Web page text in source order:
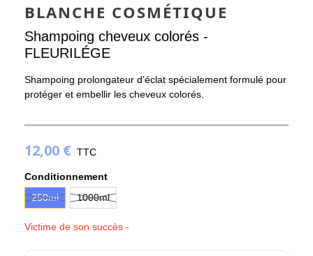
BLANCHE COSMÉTIQUE
Shampoing cheveux colorés -
FLEURILÉGE
Shampoing prolongateur d'éclat spécialement formulé pour
protéger et embellir les cheveux colorés.
12,00 € TTC
Conditionnement
250ml
1000ml
Victime de son succès -